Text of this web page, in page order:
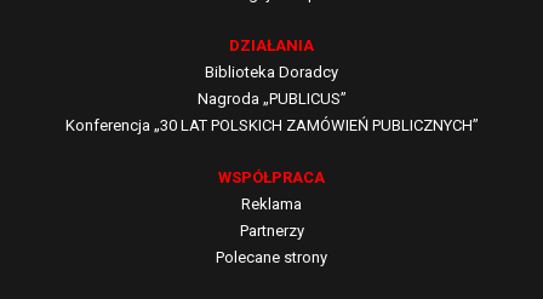
ZWOLNIENIE Z OBOWIĄZKU WEZWANIA DO
ZŁOŻENIA PODMIOTOWYCH ŚRODKÓW
DOWODOWYCH
DOWODOWYCH
DZIAŁANIA
Biblioteka Doradcy
Nagroda „PUBLICUS”
Konferencja „30 LAT POLSKICH ZAMÓWIEŃ PUBLICZNYCH”
WSPÓŁPRACA
Reklama
Partnerzy
Polecane strony